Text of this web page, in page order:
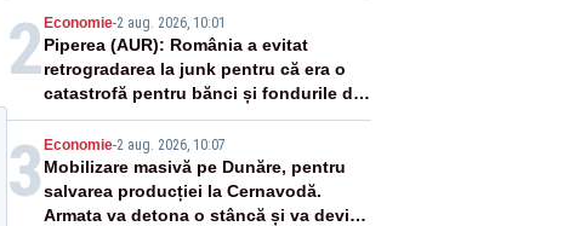
2 Economie-2 aug. 2026, 10:01
Piperea (AUR): România a evitat
retrogradarea la junk pentru că era o
catastrofă pentru bănci și fondurile de
pensii
3 Economie-2 aug. 2026, 10:07
Mobilizare masivă pe Dunăre, pentru
salvarea producției la Cernavodă.
Armata va detona o stâncă și va devia